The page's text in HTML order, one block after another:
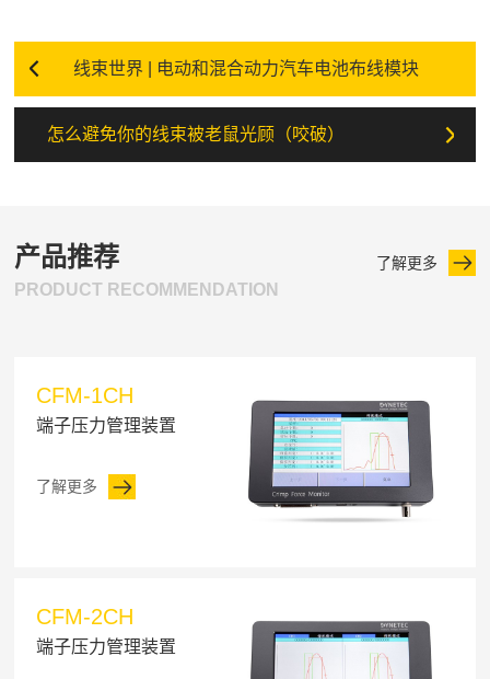
线束世界 | 电动和混合动力汽车电池布线模块
怎么避免你的线束被老鼠光顾（咬破）
产品推荐
PRODUCT RECOMMENDATION
了解更多
CFM-1CH
端子压力管理装置
了解更多
CFM-2CH
端子压力管理装置